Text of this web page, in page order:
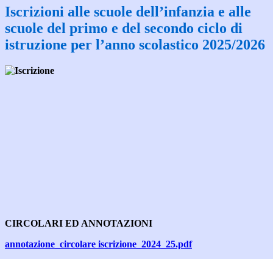
Iscrizioni alle scuole dell’infanzia e alle
scuole del primo e del secondo ciclo di
istruzione per l’anno scolastico 2025/2026
CIRCOLARI ED ANNOTAZIONI
annotazione_circolare iscrizione_2024_25.pdf